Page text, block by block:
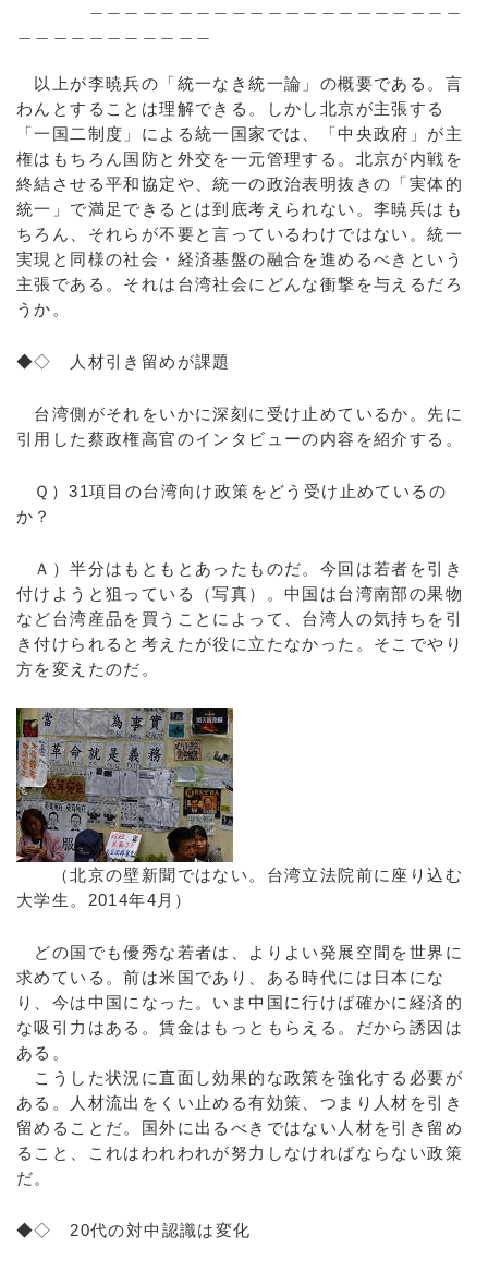
以上が李暁兵の「統一なき統一論」の概要である。言
わんとすることは理解できる。しかし北京が主張する
「一国二制度」による統一国家では、「中央政府」が主
権はもちろん国防と外交を一元管理する。北京が内戦を
終結させる平和協定や、統一の政治表明抜きの「実体的
統一」で満足できるとは到底考えられない。李暁兵はも
ちろん、それらが不要と言っているわけではない。統一
実現と同様の社会・経済基盤の融合を進めるべきという
主張である。それは台湾社会にどんな衝撃を与えるだろ
うか。
◆◇ 人材引き留めが課題
台湾側がそれをいかに深刻に受け止めているか。先に
引用した蔡政権高官のインタビューの内容を紹介する。
Ｑ）31項目の台湾向け政策をどう受け止めているの
か？
Ａ）半分はもともとあったものだ。今回は若者を引き
付けようと狙っている（写真）。中国は台湾南部の果物
など台湾産品を買うことによって、台湾人の気持ちを引
き付けられると考えたが役に立たなかった。そこでやり
方を変えたのだ。
（北京の壁新聞ではない。台湾立法院前に座り込む
大学生。2014年4月）
どの国でも優秀な若者は、よりよい発展空間を世界に
求めている。前は米国であり、ある時代には日本にな
り、今は中国になった。いま中国に行けば確かに経済的
な吸引力はある。賃金はもっともらえる。だから誘因は
ある。
こうした状況に直面し効果的な政策を強化する必要が
ある。人材流出をくい止める有効策、つまり人材を引き
留めることだ。国外に出るべきではない人材を引き留め
ること、これはわれわれが努力しなければならない政策
だ。
◆◇ 20代の対中認識は変化